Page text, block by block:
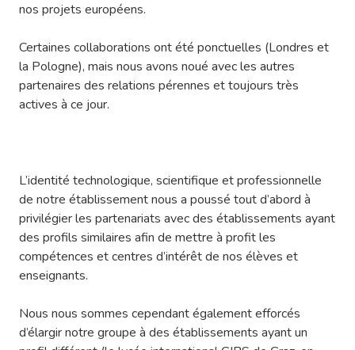
nos projets européens.
Certaines collaborations ont été ponctuelles (Londres et
la Pologne), mais nous avons noué avec les autres
partenaires des relations pérennes et toujours très
actives à ce jour.
L’identité technologique, scientifique et professionnelle
de notre établissement nous a poussé tout d’abord à
privilégier les partenariats avec des établissements ayant
des profils similaires afin de mettre à profit les
compétences et centres d’intérêt de nos élèves et
enseignants.
Nous nous sommes cependant également efforcés
d’élargir notre groupe à des établissements ayant un